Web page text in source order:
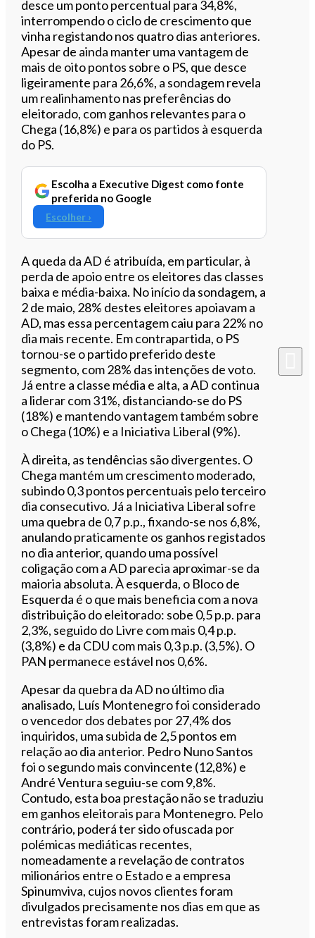
desce um ponto percentual para 34,8%,
interrompendo o ciclo de crescimento que
vinha registando nos quatro dias anteriores.
Apesar de ainda manter uma vantagem de
mais de oito pontos sobre o PS, que desce
ligeiramente para 26,6%, a sondagem revela
um realinhamento nas preferências do
eleitorado, com ganhos relevantes para o
Chega (16,8%) e para os partidos à esquerda
do PS.
Escolha a Executive Digest como fonte
preferida no Google
Escolher ›
A queda da AD é atribuída, em particular, à
perda de apoio entre os eleitores das classes
baixa e média-baixa. No início da sondagem, a
2 de maio, 28% destes eleitores apoiavam a
AD, mas essa percentagem caiu para 22% no
dia mais recente. Em contrapartida, o PS
tornou-se o partido preferido deste
segmento, com 28% das intenções de voto.
Já entre a classe média e alta, a AD continua
a liderar com 31%, distanciando-se do PS
(18%) e mantendo vantagem também sobre
o Chega (10%) e a Iniciativa Liberal (9%).
À direita, as tendências são divergentes. O
Chega mantém um crescimento moderado,
subindo 0,3 pontos percentuais pelo terceiro
dia consecutivo. Já a Iniciativa Liberal sofre
uma quebra de 0,7 p.p., fixando-se nos 6,8%,
anulando praticamente os ganhos registados
no dia anterior, quando uma possível
coligação com a AD parecia aproximar-se da
maioria absoluta. À esquerda, o Bloco de
Esquerda é o que mais beneficia com a nova
distribuição do eleitorado: sobe 0,5 p.p. para
2,3%, seguido do Livre com mais 0,4 p.p.
(3,8%) e da CDU com mais 0,3 p.p. (3,5%). O
PAN permanece estável nos 0,6%.
Apesar da quebra da AD no último dia
analisado, Luís Montenegro foi considerado
o vencedor dos debates por 27,4% dos
inquiridos, uma subida de 2,5 pontos em
relação ao dia anterior. Pedro Nuno Santos
foi o segundo mais convincente (12,8%) e
André Ventura seguiu-se com 9,8%.
Contudo, esta boa prestação não se traduziu
em ganhos eleitorais para Montenegro. Pelo
contrário, poderá ter sido ofuscada por
polémicas mediáticas recentes,
nomeadamente a revelação de contratos
milionários entre o Estado e a empresa
Spinumviva, cujos novos clientes foram
divulgados precisamente nos dias em que as
entrevistas foram realizadas.